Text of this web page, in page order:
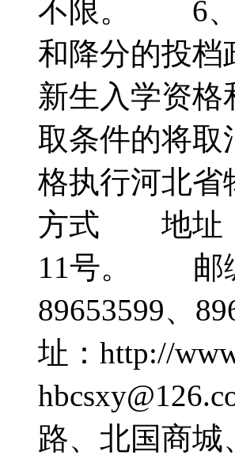
不限。 6、
和降分的投
新生入学资格
取条件的将
格执行河北
方式 地址：
11号。 邮
89653599、
址：http://
路、北国商城